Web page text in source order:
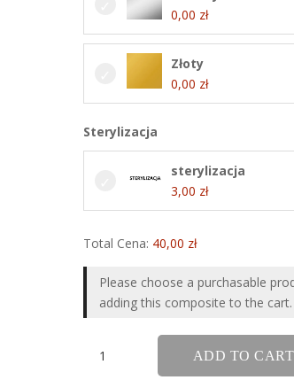
0,00 zł
Złoty
0,00 zł
Sterylizacja
sterylizacja
3,00 zł
Total Cena: 40,00 zł
Please choose a purchasable
adding this composite to the cart.
Ość
ADD TO CART